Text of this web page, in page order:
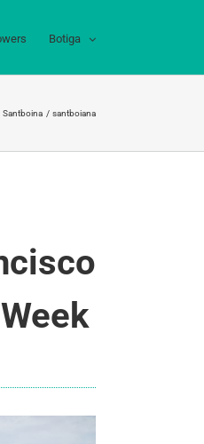
Botiga
Santboina santboiana